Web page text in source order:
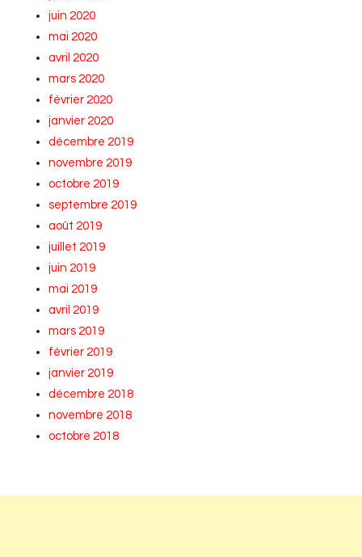
juin 2020
mai 2020
avril 2020
mars 2020
février 2020
janvier 2020
décembre 2019
novembre 2019
octobre 2019
septembre 2019
août 2019
juillet 2019
juin 2019
mai 2019
avril 2019
mars 2019
février 2019
janvier 2019
décembre 2018
novembre 2018
octobre 2018